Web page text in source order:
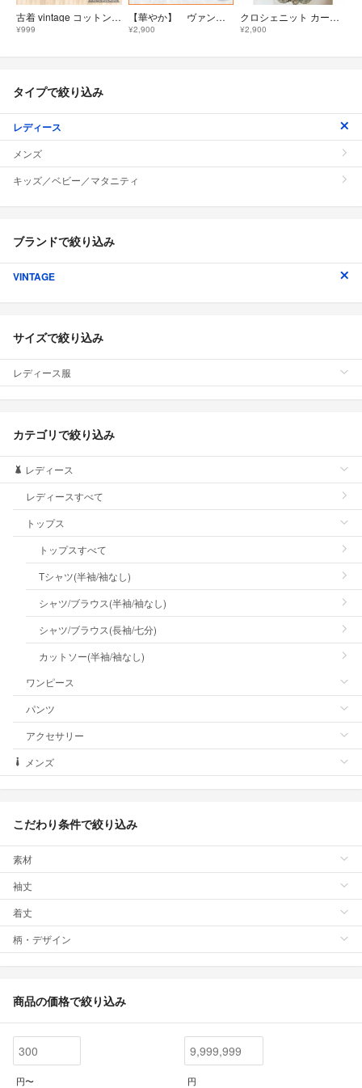
古着 vintage コットン ショート丈 透かし編み カーディガン ホワイト
¥999
【華やか】 ヴァンサンク 相模商会 カーディガン 花柄 フラワー レース シアー ホワイト シルバー M
¥2,900
クロシェニット カーディガン カーキ 花柄 レトロ ビンテージ ヴィンテージ
¥2,900
タイプで絞り込み
レディース
メンズ
キッズ／ベビー／マタニティ
ブランドで絞り込み
VINTAGE
サイズで絞り込み
レディース服
カテゴリで絞り込み
レディース
レディースすべて
トップス
トップスすべて
Tシャツ(半袖/袖なし)
シャツ/ブラウス(半袖/袖なし)
シャツ/ブラウス(長袖/七分)
カットソー(半袖/袖なし)
ワンピース
パンツ
アクセサリー
メンズ
こだわり条件で絞り込み
素材
袖丈
着丈
柄・デザイン
商品の価格で絞り込み
円〜 円